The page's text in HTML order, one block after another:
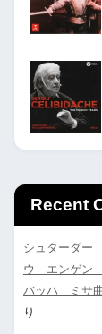
Recent
シュターダ
ウ エンゲン
バッハ ミサ曲
り